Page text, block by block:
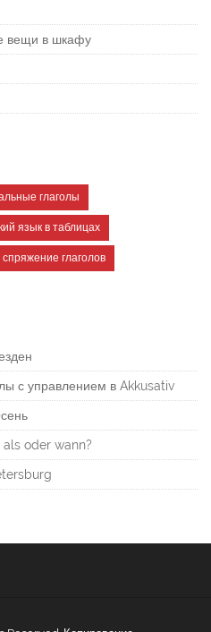
вещи в шкафу
глаголы
язык в таблицах
спряжение глаголов
с управлением в Akkusativ
als oder wann?